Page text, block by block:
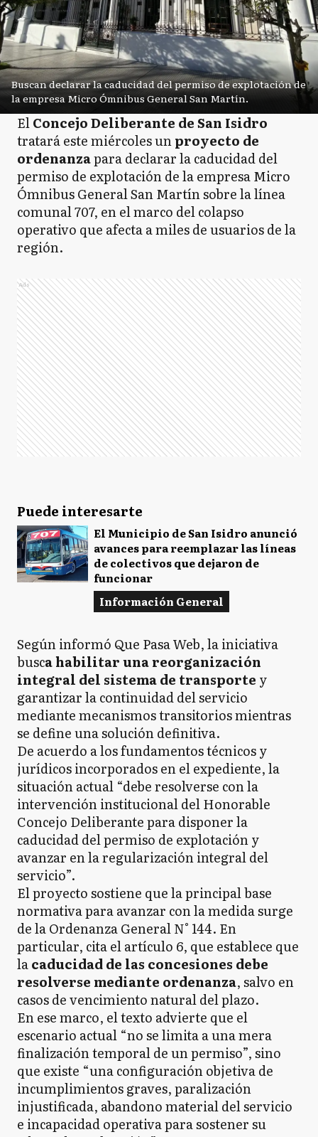
Buscan declarar la caducidad del permiso de explotación de
la empresa Micro Ómnibus General San Martín.
ElConcejo Deliberante de San Isidro
tratará este miércoles unproyecto de
ordenanzapara declarar la caducidad del
permiso de explotación de la empresa Micro
Ómnibus General San Martín sobre la línea
comunal 707, en el marco del colapso
operativo que afecta a miles de usuarios de la
región.
Ads
Puede interesarte
El Municipio de San Isidro anunció
avances para reemplazar las líneas
de colectivos que dejaron de
funcionar
Información General
Según informó Que Pasa Web, la iniciativa
busca habilitar una reorganización
integral del sistema de transporte y
garantizar la continuidad del servicio
mediante mecanismos transitorios mientras
se define una solución definitiva.
De acuerdo a los fundamentos técnicos y
jurídicos incorporados en el expediente, la
situación actual “debe resolverse con la
intervención institucional del Honorable
Concejo Deliberante para disponer la
caducidad del permiso de explotación y
avanzar en la regularización integral del
servicio”.
El proyecto sostiene que la principal base
normativa para avanzar con la medida surge
de la Ordenanza General N° 144. En
particular, cita el artículo 6, que establece que
lacaducidad de las concesiones debe
resolverse mediante ordenanza, salvo en
casos de vencimiento natural del plazo.
En ese marco, el texto advierte que el
escenario actual “no se limita a una mera
finalización temporal de un permiso”, sino
que existe “una configuración objetiva de
incumplimientos graves, paralización
injustificada, abandono material del servicio
e incapacidad operativa para sostener su